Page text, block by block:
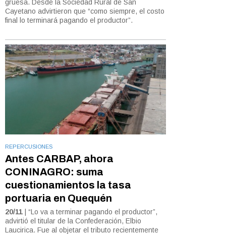
gruesa. Desde la Sociedad Rural de San
Cayetano advirtieron que “como siempre, el costo
final lo terminará pagando el productor”.
REPERCUSIONES
Antes CARBAP, ahora
CONINAGRO: suma
cuestionamientos la tasa
portuaria en Quequén
20/11 | “Lo va a terminar pagando el productor”,
advirtió el titular de la Confederación, Elbio
Laucirica. Fue al objetar el tributo recientemente